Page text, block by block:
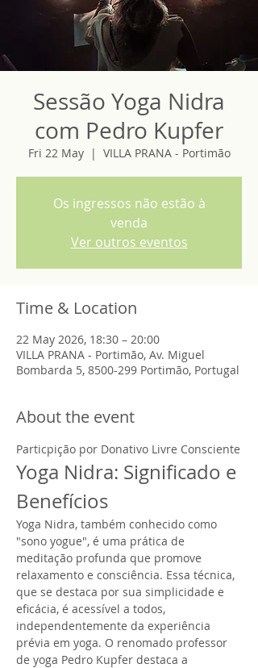
Sessão Yoga Nidra
com Pedro Kupfer
Fri 22 May
  |
VILLA PRANA - Portimão
Os ingressos não estão à
venda
Ver outros eventos
Time & Location
22 May 2026, 18:30 – 20:00
VILLA PRANA - Portimão, Av. Miguel
Bombarda 5, 8500-299 Portimão, Portugal
About the event
Particpição por Donativo Livre Consciente
Yoga Nidra: Significado e
Benefícios
Yoga Nidra, também conhecido como
"sono yogue", é uma prática de
meditação profunda que promove
relaxamento e consciência. Essa técnica,
que se destaca por sua simplicidade e
eficácia, é acessível a todos,
independentemente da experiência
prévia em yoga. O renomado professor
de yoga Pedro Kupfer destaca a